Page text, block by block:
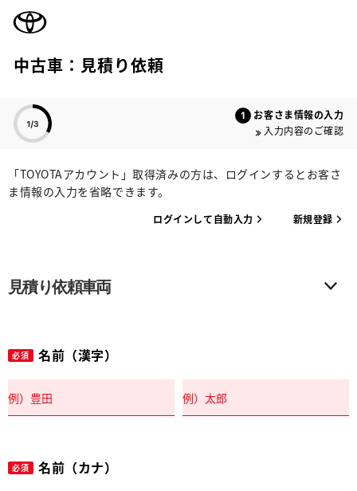
中古車：見積り依頼
お客さま情報の入力
入力内容のご確認
「TOYOTAアカウント」取得済みの方は、ログインするとお客さ
ま情報の入力を省略できます。
ログインして自動入力 新規登録
見積り依頼車両
必須 名前（漢字）
必須 名前（カナ）